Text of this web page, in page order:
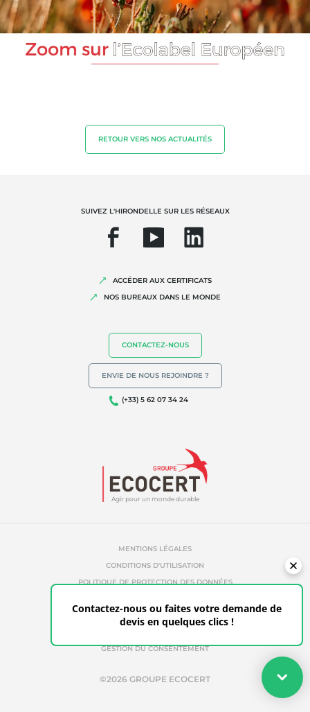
Qualité et securité alimentaire
RETOUR VERS NOS ACTUALITÉS
Agir pour un monde durable
SUIVEZ L'HIRONDELLE SUR LES RÉSEAUX
ACCÉDER AUX CERTIFICATS
NOS BUREAUX DANS LE MONDE
CONTACTEZ-NOUS
ENVIE DE NOUS REJOINDRE ?
(+33) 5 62 07 34 24
MENTIONS LÉGALES
CONDITIONS D'UTILISATION
POLITIQUE DE PROTECTION DES DONNÉES
RÉFÉRENCES ABUSIVES
GESTION DU CONSENTEMENT
©2026 GROUPE ECOCERT
Contactez-nous ou faites votre demande de
devis en quelques clics !
Faites votre demande de devis en quelques clics pour les